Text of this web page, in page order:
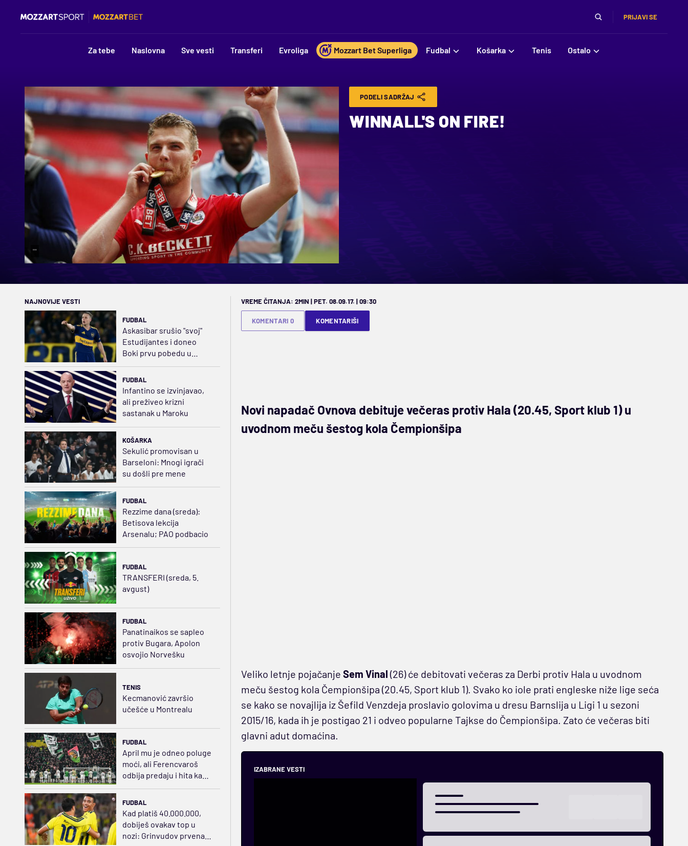
PRIJAVI SE
Za tebe Naslovna Sve vesti Transferi Evroliga Mozzart Bet Superliga Fudbal Košarka Tenis Ostalo
""
PODELI SADRŽAJ
WINNALL'S ON FIRE!
NAJNOVIJE VESTI
FUDBAL
Askasibar srušio "svoj"
Estudijantes i doneo
Boki prvu pobedu u
FUDBAL
Infantino se izvinjavao,
ali preživeo krizni
sastanak u Maroku
KOŠARKA
Sekulić promovisan u
Barseloni: Mnogi igrači
su došli pre mene
FUDBAL
Rezzime dana (sreda):
Betisova lekcija
Arsenalu; PAO podbacio
FUDBAL
TRANSFERI (sreda, 5.
avgust)
FUDBAL
Panatinaikos se sapleo
protiv Bugara, Apolon
osvojio Norvešku
TENIS
Kecmanović završio
učešće u Montrealu
FUDBAL
April mu je odneo poluge
moći, ali Ferencvaroš
odbija predaju i hita ka
FUDBAL
Kad platiš 40.000.000,
dobiješ ovakav top u
nozi: Grinvudov prvenac,
VREME ČITANJA: 2MIN | PET. 08.09.17. | 09:30
KOMENTARI 0 KOMENTARIŠI
Novi napadač Ovnova debituje večeras protiv Hala (20.45, Sport klub 1) u
uvodnom meču šestog kola Čempionšipa
Veliko letnje pojačanje Sem Vinal (26) će debitovati večeras za Derbi protiv Hala u uvodnom
meču šestog kola Čempionšipa (20.45, Sport klub 1). Svako ko iole prati engleske niže lige seća
se kako se novajlija iz Šefild Venzdeja proslavio golovima u dresu Barnslija u Ligi 1 u sezoni
2015/16, kada ih je postigao 21 i odveo popularne Tajkse do Čempionšipa. Zato će večeras biti
glavni adut domaćina.
IZABRANE VESTI